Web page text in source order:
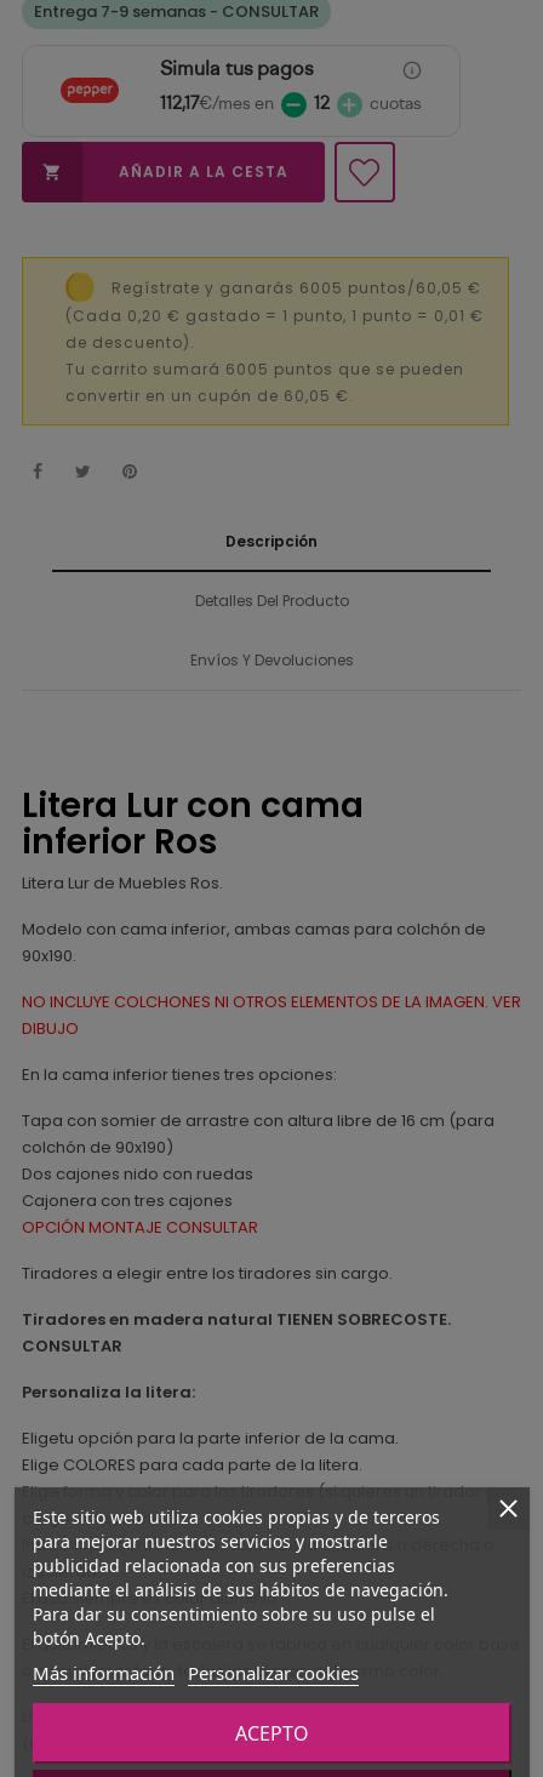
Entrega 7-9 semanas - CONSULTAR
Simula tus pagos
112,17€/mes en 12 cuotas
 AÑADIR A LA CESTA
Regístrate y ganarás 6005 puntos/60,05 €
(Cada 0,20 € gastado = 1 punto, 1 punto = 0,01 €
de descuento).
Tu carrito sumará 6005 puntos que se pueden
convertir en un cupón de 60,05 €.
Descripción
Detalles Del Producto
Envíos Y Devoluciones
Litera Lur con cama
inferior Ros
Litera Lur de Muebles Ros.
Modelo con cama inferior, ambas camas para colchón de
90x190.
NO INCLUYE COLCHONES NI OTROS ELEMENTOS DE LA IMAGEN. VER
DIBUJO
En la cama inferior tienes tres opciones:
Tapa con somier de arrastre con altura libre de 16 cm (para
colchón de 90x190)
Dos cajones nido con ruedas
Cajonera con tres cajones
OPCIÓN MONTAJE CONSULTAR
Tiradores a elegir entre los tiradores sin cargo.
Tiradores en madera natural TIENEN SOBRECOSTE.
CONSULTAR
Personaliza la litera:
Eligetu opción para la parte inferior de la cama.
Elige COLORES para cada parte de la litera.
Elige forma y color para los tiradores (si quieres un tirador con
cargo consúltanos)
Indica si prefieres la colocación de la escalera a derecha o
izquierda.
El asa siempre es color aluminio.
El quitamiedos y la escalera se fabrica en cualquier color base
o complementario, todas las piezas del mismo color.
Este sitio web utiliza cookies propias y de terceros
para mejorar nuestros servicios y mostrarle
publicidad relacionada con sus preferencias
mediante el análisis de sus hábitos de navegación.
Para dar su consentimiento sobre su uso pulse el
botón Acepto.
Más información Personalizar cookies
ACEPTO